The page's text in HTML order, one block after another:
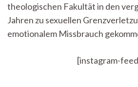
theologischen Fakultät in den
Jahren zu sexuellen
emotionalem Missbrauch
[instagram-